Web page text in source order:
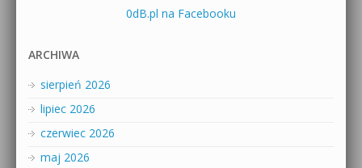
0dB.pl na Facebooku
ARCHIWA
sierpień 2026
lipiec 2026
czerwiec 2026
maj 2026